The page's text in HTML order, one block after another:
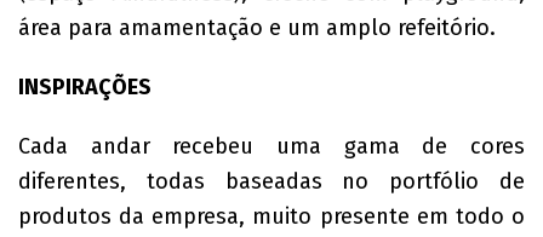
área para amamentação e um amplo refeitório.
INSPIRAÇÕES
Cada andar recebeu uma gama de cores
diferentes, todas baseadas no portfólio de
produtos da empresa, muito presente em todo o